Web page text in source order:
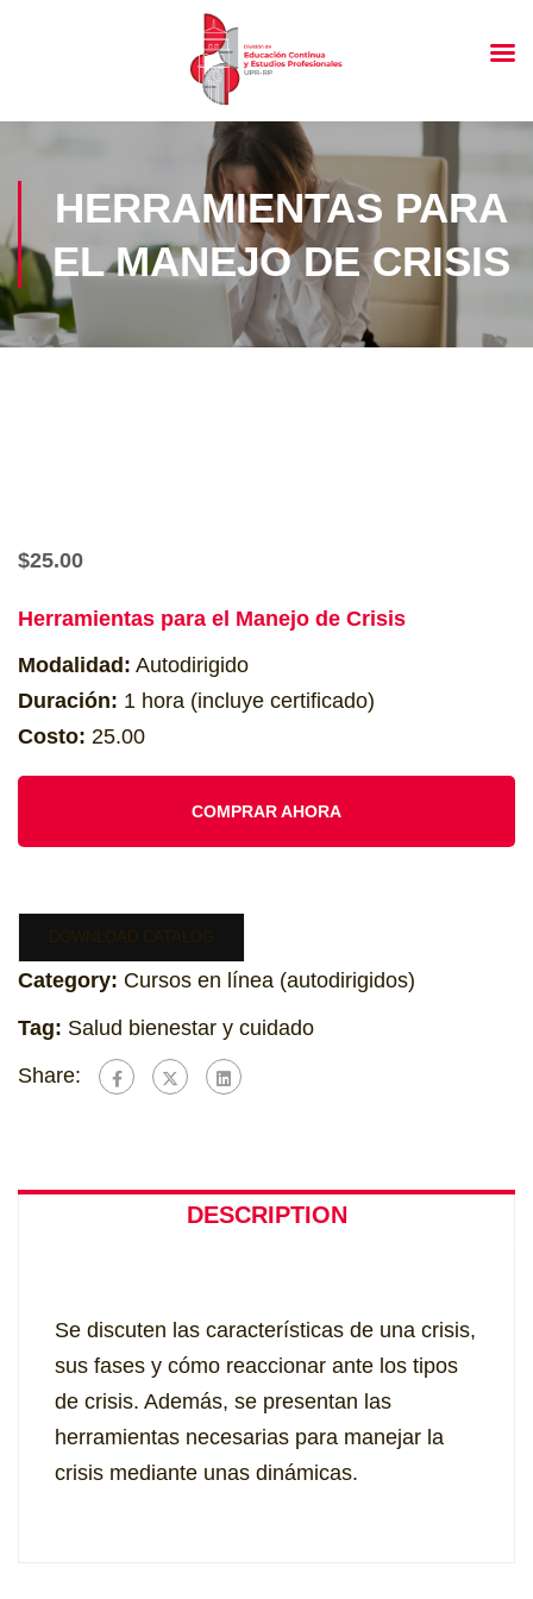
HERRAMIENTAS PARA
EL MANEJO DE CRISIS
$25.00
Herramientas para el Manejo de Crisis
Modalidad: Autodirigido
Duración: 1 hora (incluye certificado)
Costo: 25.00
COMPRAR AHORA
Category: Cursos en línea (autodirigidos)
Tag: Salud bienestar y cuidado
Share:
DESCRIPTION
Se discuten las características de una crisis,
sus fases y cómo reaccionar ante los tipos
de crisis. Además, se presentan las
herramientas necesarias para manejar la
crisis mediante unas dinámicas.